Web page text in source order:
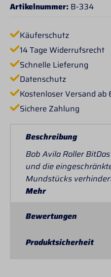
Artikelnummer: B-334
Käuferschutz
14 Tage Widerrufsrecht
Schnelle Lieferung
Datenschutz
Kostenloser Versand
Sichere Zahlung
Beschreibung
Bob Avila Roller
und die
Mundstücks
Mehr
Bewertungen
Produktsicherheit